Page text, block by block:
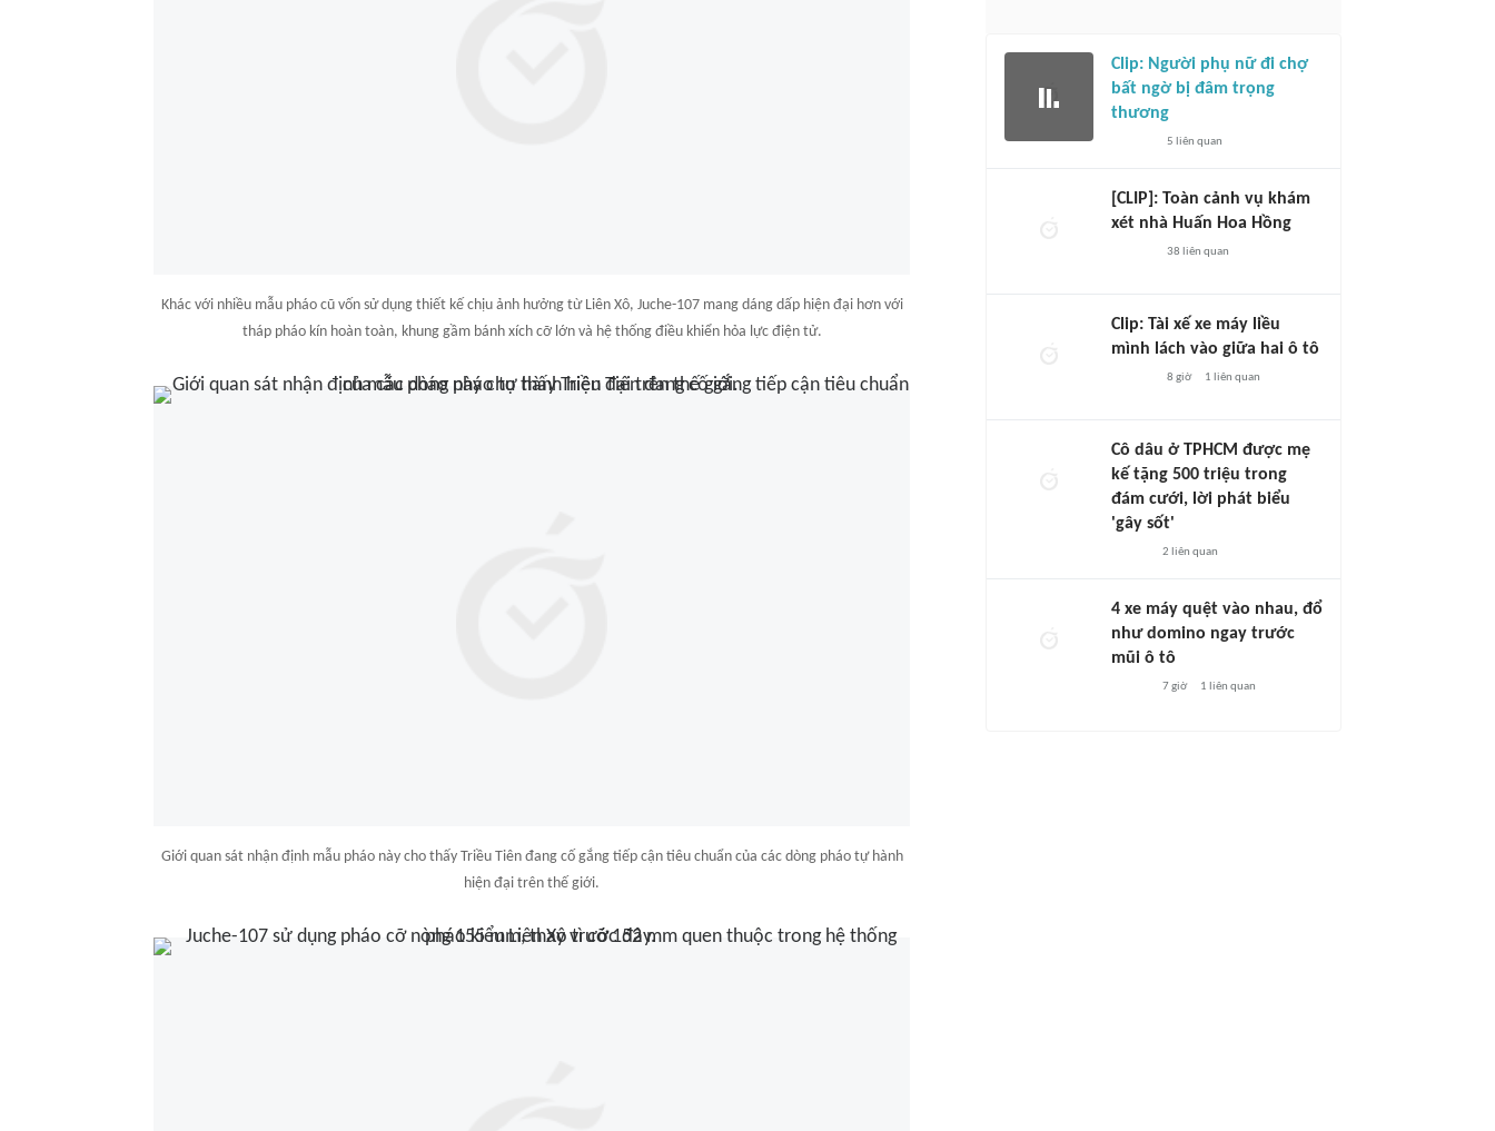
Khác với nhiều mẫu pháo cũ vốn sử dụng thiết kế chịu ảnh hưởng từ Liên Xô, Juche-107 mang dáng dấp hiện đại hơn với
tháp pháo kín hoàn toàn, khung gầm bánh xích cỡ lớn và hệ thống điều khiển hỏa lực điện tử.
Giới quan sát nhận định mẫu pháo này cho thấy Triều Tiên đang cố gắng tiếp cận tiêu chuẩn của các dòng pháo tự hành
hiện đại trên thế giới.
Clip: Người phụ nữ đi chợ
bất ngờ bị đâm trọng
thương
5 liên quan
[CLIP]: Toàn cảnh vụ khám
xét nhà Huấn Hoa Hồng
38 liên quan
Clip: Tài xế xe máy liều
mình lách vào giữa hai ô tô
8 giờ 1 liên quan
Cô dâu ở TPHCM được mẹ
kế tặng 500 triệu trong
đám cưới, lời phát biểu
'gây sốt'
2 liên quan
4 xe máy quệt vào nhau, đổ
như domino ngay trước
mũi ô tô
7 giờ 1 liên quan